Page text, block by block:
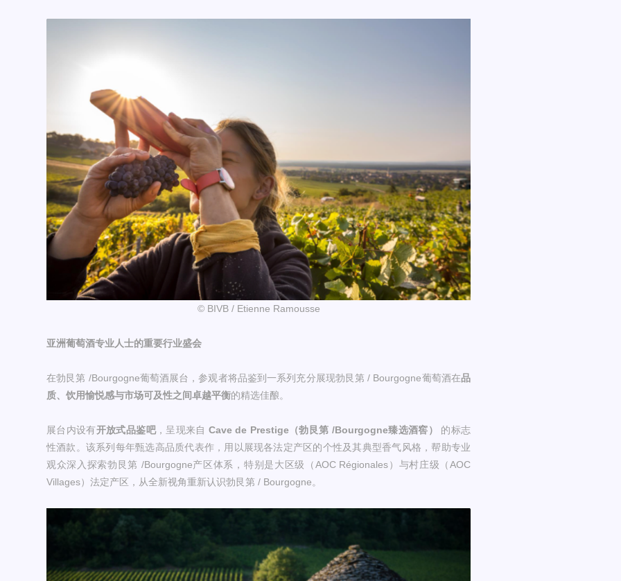
© BIVB / Etienne Ramousse
亚洲葡萄酒专业人士的重要行业盛会
在勃艮第 /Bourgogne葡萄酒展台，参观者将品鉴到一系列充分展现勃艮第 / Bourgogne葡萄酒在品
质、饮用愉悦感与市场可及性之间卓越平衡的精选佳酿。
展台内设有开放式品鉴吧，呈现来自 Cave de Prestige（勃艮第 /Bourgogne臻选酒窖）
的标志
性酒款。该系列每年甄选高品质代表作，用以展现各法定产区的个性及其典型香气风格，帮助专业
观众深入探索勃艮第 /Bourgogne产区体系，特别是大区级（AOC Régionales）与村庄级（AOC
Villages）法定产区，从全新视角重新认识勃艮第 / Bourgogne。